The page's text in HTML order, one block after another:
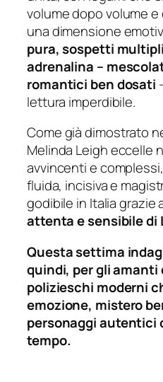
volume dopo volume
una dimensione
pura, sospetti
adrenalina –
romantici ben dosati
lettura imperdibile.
Come già dimostrato
Melinda Leigh eccelle
avvincenti e
fluida, incisiva e
godibile in Italia grazie
attenta e sensibile di
Questa settima
quindi, per gli amanti
polizieschi moderni
emozione, mistero
personaggi autentici
tempo.